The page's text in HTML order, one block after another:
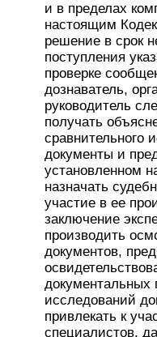
и в пределах
настоящим
решение в срок
поступления
проверке
дознаватель,
руководитель
получать
сравнительного
документы и
установленном
назначать
участие в ее
заключение
производить
документов,
документальных
исследований
привлекать к
специалистов,